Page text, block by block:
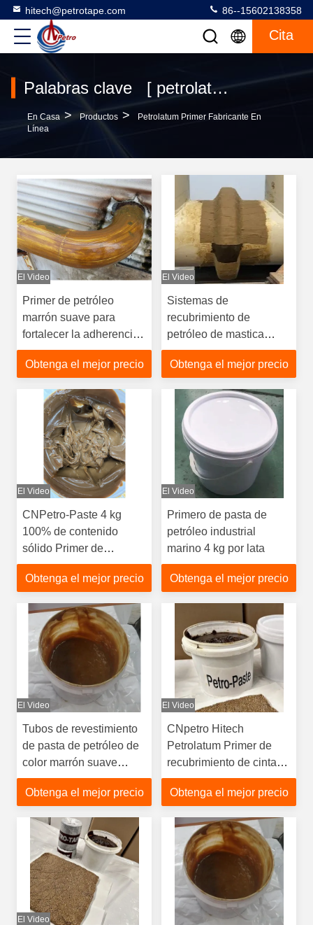
hitech@petrotape.com 86--15602138358
Cita
Palabras clave [ petrolatum primer ] Encuentro 65 productos
En Casa > Productos >
Petrolatum Primer Fabricante En
Línea
El Video
Primer de petróleo
marrón suave para
fortalecer la adherencia
de las cintas y las
masticas
Obtenga el mejor precio
El Video
Sistemas de
recubrimiento de
petróleo de mastica
marrón
Obtenga el mejor precio
El Video
CNPetro-Paste 4 kg
100% de contenido
sólido Primer de
petróleo marino para
aplicación submarina
Obtenga el mejor precio
El Video
Primero de pasta de
petróleo industrial
marino 4 kg por lata
Obtenga el mejor precio
El Video
Tubos de revestimiento
de pasta de petróleo de
color marrón suave
Accesorios
anticorrosivos
Obtenga el mejor precio
El Video
CNpetro Hitech
Petrolatum Primer de
recubrimiento de cinta
anticorrosión
Obtenga el mejor precio
El Video